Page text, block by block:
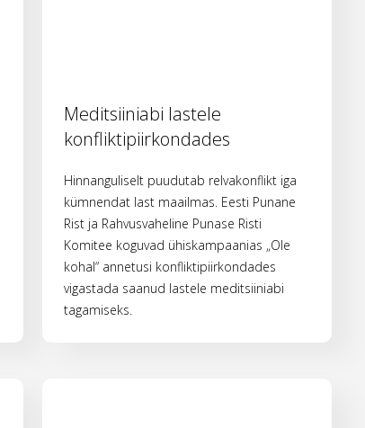
Meditsiiniabi lastele
konfliktipiirkondades
Hinnanguliselt puudutab relvakonflikt iga
kümnendat last maailmas. Eesti Punane
Rist ja Rahvusvaheline Punase Risti
Komitee koguvad ühiskampaanias „Ole
kohal“ annetusi konfliktipiirkondades
vigastada saanud lastele meditsiiniabi
tagamiseks.